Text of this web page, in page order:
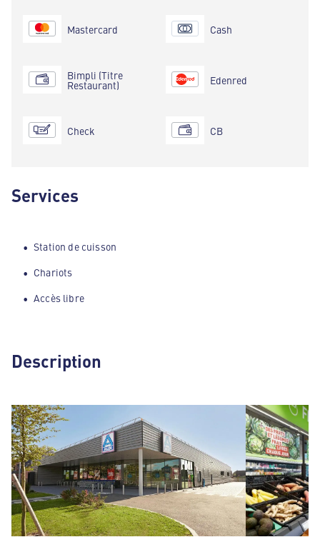
Mastercard
Bimpli (Titre
Restaurant)
Check
Cash
Edenred
CB
Services
Station de cuisson
Chariots
Accès libre
Description